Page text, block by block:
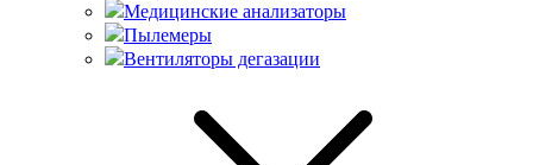
Медицинские анализаторы
Пылемеры
Вентиляторы дегазации